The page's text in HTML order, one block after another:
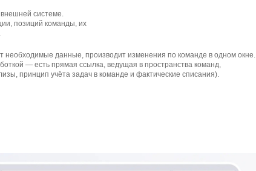
системе.
позиций команды, их
необходимые данные, производит изменения по команде в одном окне.
— есть прямая ссылка, ведущая в пространства команд,
принцип учёта задач в команде и фактические списания).